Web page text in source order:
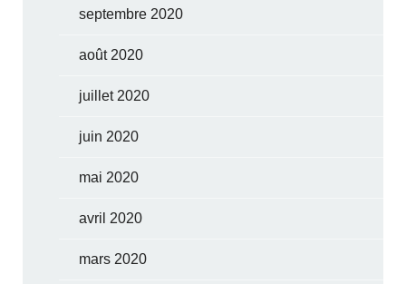
septembre 2020
août 2020
juillet 2020
juin 2020
mai 2020
avril 2020
mars 2020